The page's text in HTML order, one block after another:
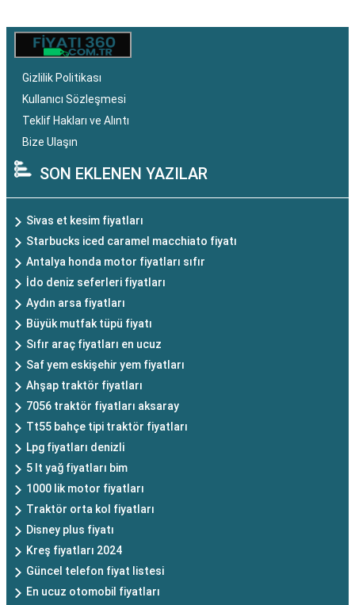
Gizlilik Politikası
Kullanıcı Sözleşmesi
Teklif Hakları ve Alıntı
Bize Ulaşın
SON EKLENEN YAZILAR
Sivas et kesim fiyatları
Starbucks iced caramel macchiato fiyatı
Antalya honda motor fiyatları sıfır
İdo deniz seferleri fiyatları
Aydın arsa fiyatları
Büyük mutfak tüpü fiyatı
Sıfır araç fiyatları en ucuz
Saf yem eskişehir yem fiyatları
Ahşap traktör fiyatları
7056 traktör fiyatları aksaray
Tt55 bahçe tipi traktör fiyatları
Lpg fiyatları denizli
5 lt yağ fiyatları bim
1000 lik motor fiyatları
Traktör orta kol fiyatları
Disney plus fiyatı
Kreş fiyatları 2024
Güncel telefon fiyat listesi
En ucuz otomobil fiyatları